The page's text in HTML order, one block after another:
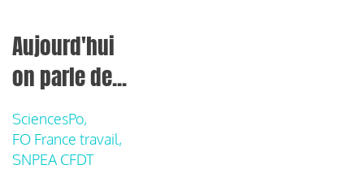
Aujourd'hui
on parle de...
SciencesPo,
FO France travail,
SNPEA CFDT